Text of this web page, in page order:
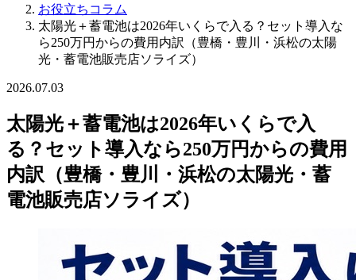
お役立ちコラム
太陽光＋蓄電池は2026年いくらで入る？セット導入な
ら250万円からの費用内訳（豊橋・豊川・浜松の太陽
光・蓄電池販売店ソライズ）
2026.07.03
太陽光＋蓄電池は2026年いくらで入
る？セット導入なら250万円からの費用
内訳（豊橋・豊川・浜松の太陽光・蓄
電池販売店ソライズ）